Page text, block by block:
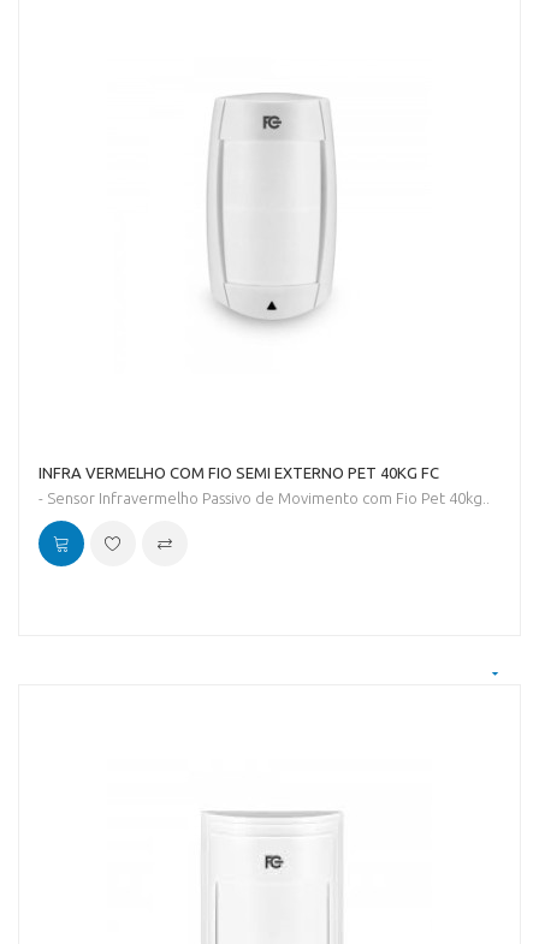
INFRA VERMELHO COM FIO SEMI EXTERNO PET 40KG FC
- Sensor Infravermelho Passivo de Movimento com Fio Pet 40kg..